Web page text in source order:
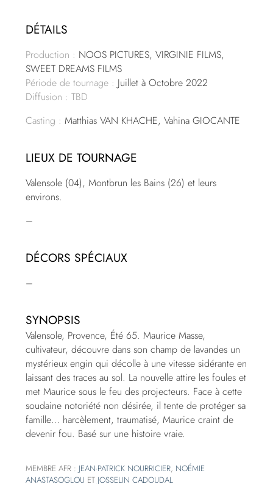
DÉTAILS
Production : NOOS PICTURES, VIRGINIE FILMS,
SWEET DREAMS FILMS
Période de tournage : Juillet à Octobre 2022
Diffusion : TBD
Casting : Matthias VAN KHACHE, Vahina GIOCANTE
LIEUX DE TOURNAGE
Valensole (04), Montbrun les Bains (26) et leurs
environs.
–
DÉCORS SPÉCIAUX
–
SYNOPSIS
Valensole, Provence, Été 65. Maurice Masse,
cultivateur, découvre dans son champ de lavandes un
mystérieux engin qui décolle à une vitesse sidérante en
laissant des traces au sol. La nouvelle attire les foules et
met Maurice sous le feu des projecteurs. Face à cette
soudaine notoriété non désirée, il tente de protéger sa
famille… harcèlement, traumatisé, Maurice craint de
devenir fou. Basé sur une histoire vraie.
MEMBRE AFR : JEAN-PATRICK NOURRICIER, NOÉMIE
ANASTASOGLOU ET JOSSELIN CADOUDAL